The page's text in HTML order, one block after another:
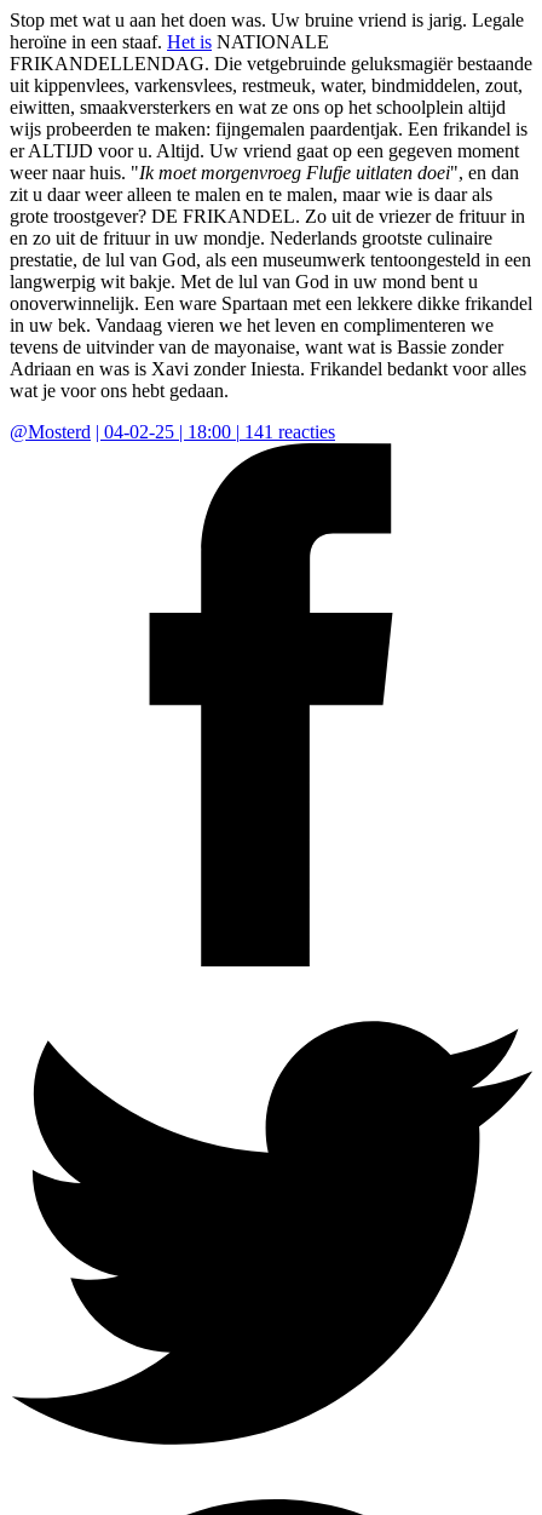
Stop met wat u aan het doen was. Uw bruine vriend is jarig. Legale
heroïne in een staaf. Het is NATIONALE
FRIKANDELLENDAG. Die vetgebruinde geluksmagiër bestaande
uit kippenvlees, varkensvlees, restmeuk, water, bindmiddelen, zout,
eiwitten, smaakversterkers en wat ze ons op het schoolplein altijd
wijs probeerden te maken: fijngemalen paardentjak. Een frikandel is
er ALTIJD voor u. Altijd. Uw vriend gaat op een gegeven moment
weer naar huis. "Ik moet morgenvroeg Flufje uitlaten doei", en dan
zit u daar weer alleen te malen en te malen, maar wie is daar als
grote troostgever? DE FRIKANDEL. Zo uit de vriezer de frituur in
en zo uit de frituur in uw mondje. Nederlands grootste culinaire
prestatie, de lul van God, als een museumwerk tentoongesteld in een
langwerpig wit bakje. Met de lul van God in uw mond bent u
onoverwinnelijk. Een ware Spartaan met een lekkere dikke frikandel
in uw bek. Vandaag vieren we het leven en complimenteren we
tevens de uitvinder van de mayonaise, want wat is Bassie zonder
Adriaan en was is Xavi zonder Iniesta. Frikandel bedankt voor alles
wat je voor ons hebt gedaan.
@Mosterd | 04-02-25 | 18:00 | 141 reacties